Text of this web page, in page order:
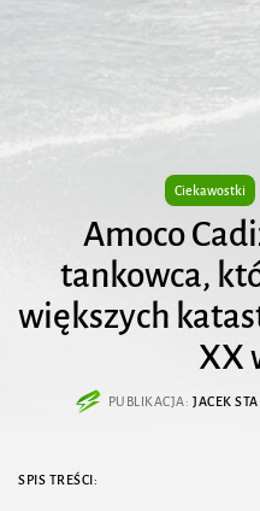
Ciekawostki
Amoco
tankowca,
większych
XX
PUBLIKACJA: JACEK
SPIS TREŚCI: